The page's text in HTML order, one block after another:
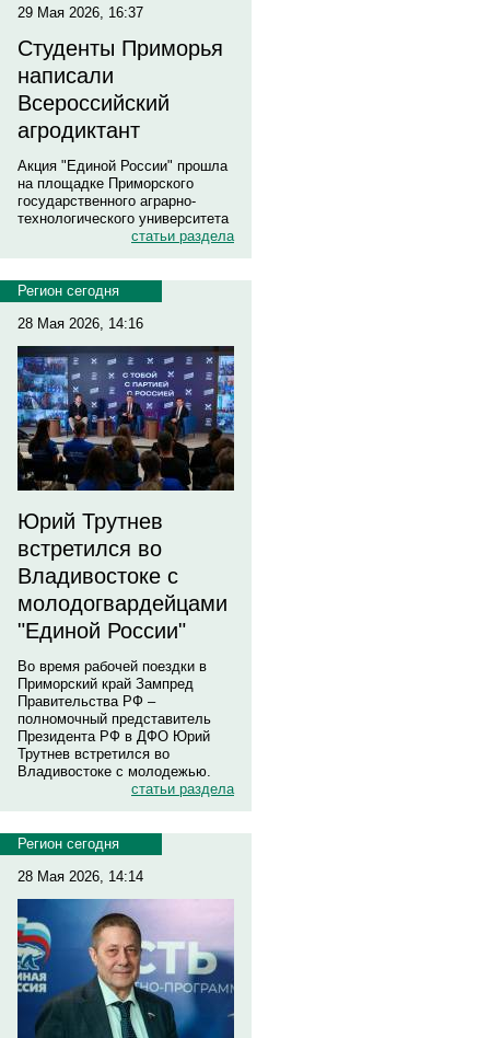
29 Мая 2026, 16:37
Студенты Приморья
написали
Всероссийский
агродиктант
Акция "Единой России" прошла
на площадке Приморского
государственного аграрно-
технологического университета
статьи раздела
Регион сегодня
28 Мая 2026, 14:16
Юрий Трутнев
встретился во
Владивостоке с
молодогвардейцами
"Единой России"
Во время рабочей поездки в
Приморский край Зампред
Правительства РФ –
полномочный представитель
Президента РФ в ДФО Юрий
Трутнев встретился во
Владивостоке с молодежью.
статьи раздела
Регион сегодня
28 Мая 2026, 14:14